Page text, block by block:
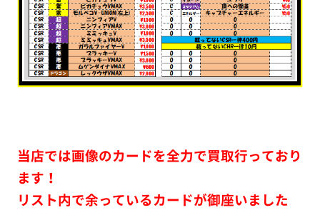
当店では画像のカードを全力で買取行っており
ます！
リスト内で余っているカードが御座いました